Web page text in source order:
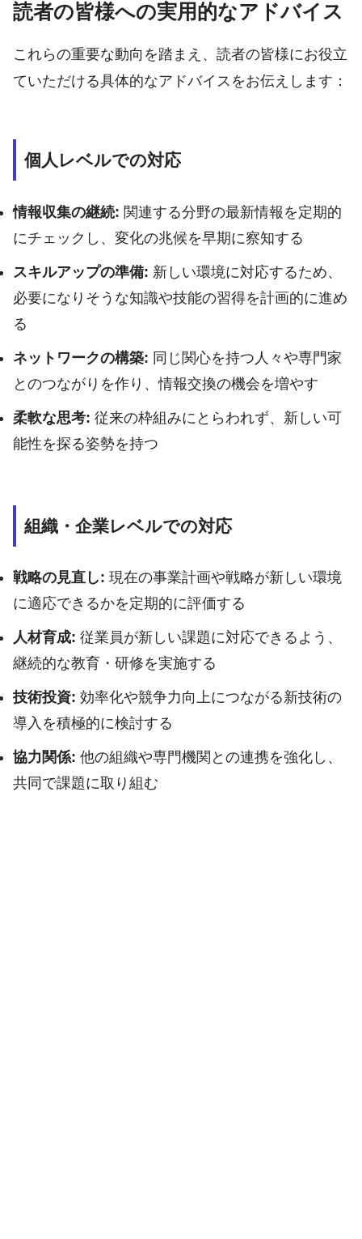
読者の皆様への実用的なアドバイス
これらの重要な動向を踏まえ、読者の皆様にお役立
ていただける具体的なアドバイスをお伝えします：
個人レベルでの対応
情報収集の継続: 関連する分野の最新情報を定期的
にチェックし、変化の兆候を早期に察知する
スキルアップの準備: 新しい環境に対応するため、
必要になりそうな知識や技能の習得を計画的に進め
る
ネットワークの構築: 同じ関心を持つ人々や専門家
とのつながりを作り、情報交換の機会を増やす
柔軟な思考: 従来の枠組みにとらわれず、新しい可
能性を探る姿勢を持つ
組織・企業レベルでの対応
戦略の見直し: 現在の事業計画や戦略が新しい環境
に適応できるかを定期的に評価する
人材育成: 従業員が新しい課題に対応できるよう、
継続的な教育・研修を実施する
技術投資: 効率化や競争力向上につながる新技術の
導入を積極的に検討する
協力関係: 他の組織や専門機関との連携を強化し、
共同で課題に取り組む